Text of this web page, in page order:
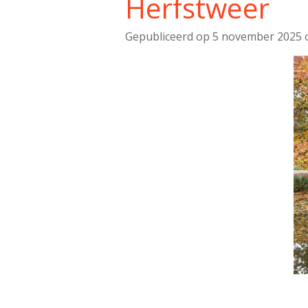
Herfstweer
Gepubliceerd op 5 november 2025